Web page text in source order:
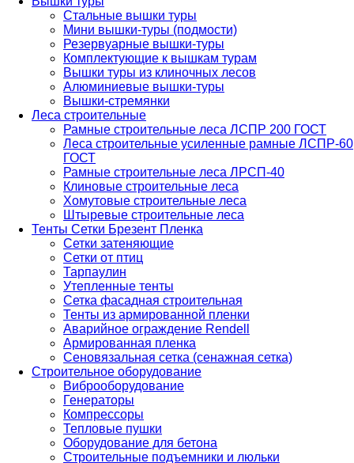
Стальные вышки туры
Мини вышки-туры (подмости)
Резервуарные вышки-туры
Комплектующие к вышкам турам
Вышки туры из клиночных лесов
Алюминиевые вышки-туры
Вышки-стремянки
Леса строительные
Рамные строительные леса ЛСПР 200 ГОСТ
Леса строительные усиленные рамные ЛСПР-60
ГОСТ
Рамные строительные леса ЛРСП-40
Клиновые строительные леса
Хомутовые строительные леса
Штыревые строительные леса
Тенты Сетки Брезент Пленка
Сетки затеняющие
Сетки от птиц
Тарпаулин
Утепленные тенты
Сетка фасадная строительная
Тенты из армированной пленки
Аварийное ограждение Rendell
Армированная пленка
Сеновязальная сетка (сенажная сетка)
Строительное оборудование
Виброоборудование
Генераторы
Компрессоры
Тепловые пушки
Оборудование для бетона
Строительные подъемники и люльки